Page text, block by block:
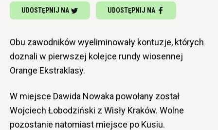
UDOSTĘPNIJ NA UDOSTĘPNIJ NA
Obu zawodników wyeliminowały kontuzje, których
doznali w pierwszej kolejce rundy wiosennej
Orange Ekstraklasy.
W miejsce Dawida Nowaka powołany został
Wojciech Łobodziński z Wisły Kraków. Wolne
pozostanie natomiast miejsce po Kusiu.